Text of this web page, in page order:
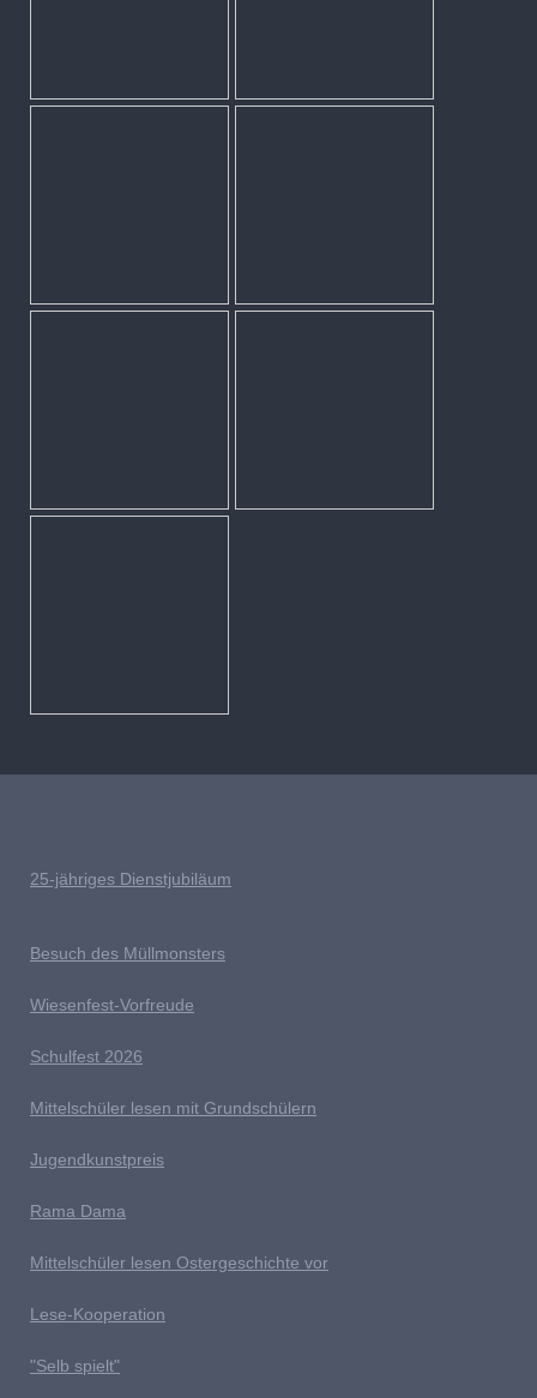
25-jähriges Dienstjubiläum
Besuch des Müllmonsters
Wiesenfest-Vorfreude
Schulfest 2026
Mittelschüler lesen mit Grundschülern
Jugendkunstpreis
Rama Dama
Mittelschüler lesen Ostergeschichte vor
Lese-Kooperation
"Selb spielt"